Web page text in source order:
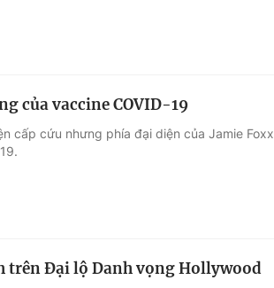
của vaccine COVID-19
cấp cứu nhưng phía đại diện của Jamie Foxx
trên Đại lộ Danh vọng Hollywood